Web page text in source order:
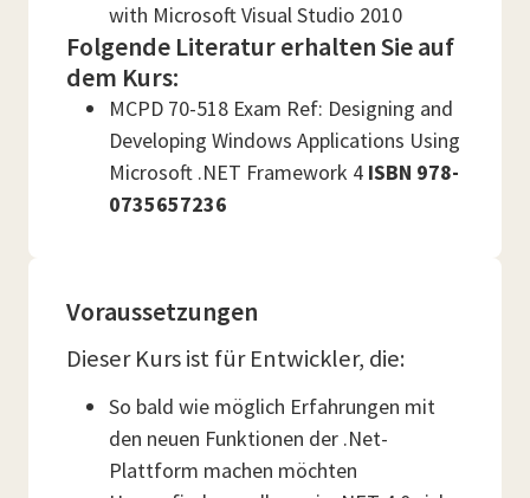
with Microsoft Visual Studio 2010
Folgende Literatur erhalten Sie auf
dem Kurs:
MCPD 70-518 Exam Ref: Designing and
Developing Windows Applications Using
Microsoft .NET Framework 4 ISBN 978-
0735657236
Voraussetzungen
Dieser Kurs ist für Entwickler, die:
So bald wie möglich Erfahrungen mit
den neuen Funktionen der .Net-
Plattform machen möchten